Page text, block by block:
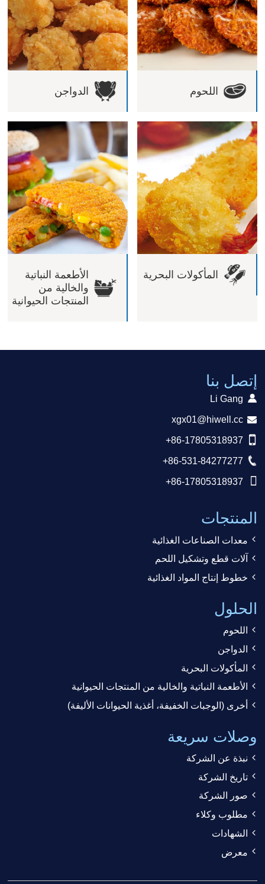
اللحوم الدواجن
المأكولات البحرية
الأطعمة النباتية
والخالية من
المنتجات الحيوانية
إتصل بنا
Li Gang
xgx01@hiwell.cc
+86-17805318937
+86-531-84277277
+86-17805318937
المنتجات
معدات الصناعات الغذائية
آلات قطع وتشكيل اللحم
خطوط إنتاج المواد الغذائية
الحلول
اللحوم
الدواجن
المأكولات البحرية
الأطعمة النباتية والخالية من المنتجات الحيوانية
أخرى (الوجبات الخفيفة، أغذية الحيوانات الأليفة)
وصلات سريعة
نبذة عن الشركة
تاريخ الشركة
صور الشركة
مطلوب وكلاء
الشهادات
معرض